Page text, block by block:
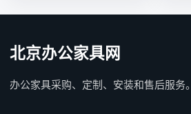
北京办公家具网
办公家具采购、定制、安装和售后服务。